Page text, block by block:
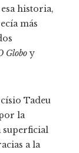
historia,
más
Globo y
Tadeu
la
superficial
a la